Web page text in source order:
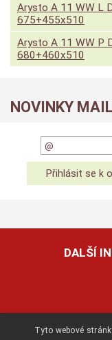
Arysto A 11 WW L
675+455x510
Arysto A 11 WW P
680+460x510
NOVINKY
DALŠÍ
Tyto webové